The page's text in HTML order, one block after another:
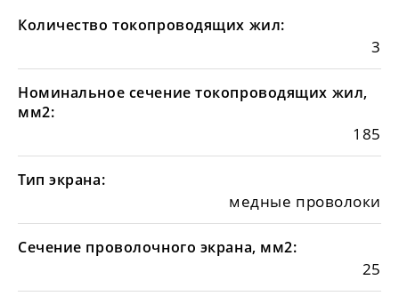
Количество токопроводящих жил:
3
Номинальное сечение токопроводящих жил,
мм2:
185
Тип экрана:
медные проволоки
Сечение проволочного экрана, мм2:
25